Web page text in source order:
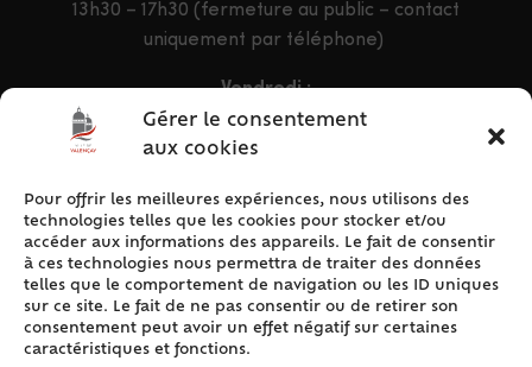
Gérer le consentement
aux cookies
Pour offrir les meilleures expériences, nous utilisons des
technologies telles que les cookies pour stocker et/ou
accéder aux informations des appareils. Le fait de consentir
à ces technologies nous permettra de traiter des données
telles que le comportement de navigation ou les ID uniques
sur ce site. Le fait de ne pas consentir ou de retirer son
consentement peut avoir un effet négatif sur certaines
caractéristiques et fonctions.
13h30 – 17h30 (fermeture au public – contact
uniquement par téléphone)
Vendredi :
9h – 12h & 13h30 – 16h30
ACCÈS RAPIDE
Accueil
Contact
Plan du site
Mentions légales